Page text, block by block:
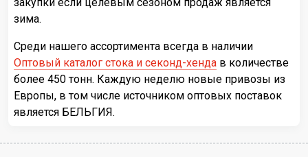
зима.
Среди нашего ассортимента всегда в наличии
Оптовый каталог стока и секонд-хенда в количестве
более 450 тонн. Каждую неделю новые привозы из
Европы, в том числе источником оптовых поставок
является БЕЛЬГИЯ.